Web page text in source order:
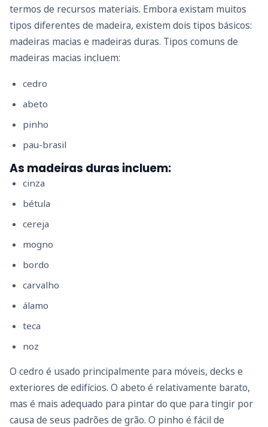
termos de recursos materiais. Embora existam muitos
tipos diferentes de madeira, existem dois tipos básicos:
madeiras macias e madeiras duras. Tipos comuns de
madeiras macias incluem:
cedro
abeto
pinho
pau-brasil
As madeiras duras incluem:
cinza
bétula
cereja
mogno
bordo
carvalho
álamo
teca
noz
O cedro é usado principalmente para móveis, decks e
exteriores de edifícios. O abeto é relativamente barato,
mas é mais adequado para pintar do que para tingir por
causa de seus padrões de grão. O pinho é fácil de